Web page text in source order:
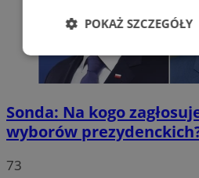
Sonda: Na kogo
wyborów
73
POKAŻ SZCZEGÓŁY
Niezbędne
Funkcjonalność